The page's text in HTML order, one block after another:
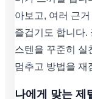
아보고, 여러 근
즐겁기도 합니다.
스텐을 꾸준히 실
멈추고 방법을 재
나에게 맞는 제